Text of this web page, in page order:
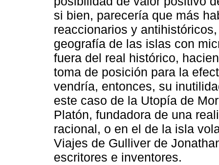
si bien, parecería que más
reaccionarios y
geografía de las islas con
fuera del real histórico,
toma de posición para la
vendría, entonces, su
este caso de la Utopía de
Platón, fundadora de una
racional, o en el de la isla
Viajes de Gulliver de
escritores e inventores.